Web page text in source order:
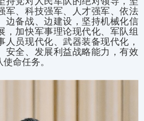
军、科技强军、人才强军、依法
边备战、边建设，坚持机械化信
，加快军事理论现代化、军队组
人员现代化、武器装备现代化，
安全、发展利益战略能力，有效
命任务。